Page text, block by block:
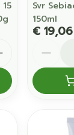
Svr
150ml
€ 19,06